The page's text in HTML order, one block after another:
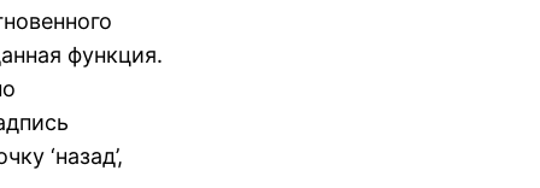
функция.
‘назад’,